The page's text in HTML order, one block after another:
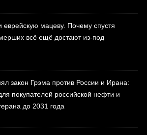
мацеву. Почему спустя
всё ещё достают из-под
закон Грэма против России и Ирана:
покупателей российской нефти и
до 2031 года